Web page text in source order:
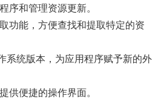
序和管理资源更新。
功能，方便查找和提取特定的资
系统版本，为应用程序赋予新的外
供便捷的操作界面。